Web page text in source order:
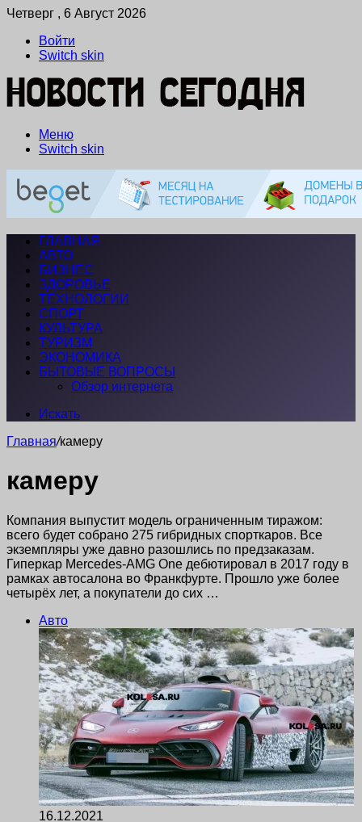
Четверг , 6 Август 2026
Войти
Switch skin
Меню
Switch skin
ГЛАВНАЯ
АВТО
БИЗНЕС
ЗДОРОВЬЕ
ТЕХНОЛОГИИ
СПОРТ
КУЛЬТУРА
ТУРИЗМ
ЭКОНОМИКА
БЫТОВЫЕ ВОПРОСЫ
Обзор интернета
Искать
Главная/камеру
камеру
Компания выпустит модель ограниченным тиражом:
всего будет собрано 275 гибридных спорткаров. Все
экземпляры уже давно разошлись по предзаказам.
Гиперкар Mercedes-AMG One дебютировал в 2017 году в
рамках автосалона во Франкфурте. Прошло уже более
четырёх лет, а покупатели до сих …
Авто
16.12.2021